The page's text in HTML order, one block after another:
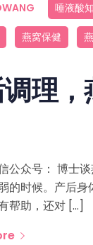
唾液酸
燕窝保健
理，
公众号： 博士
的时候。产后身
帮助，还对 […]